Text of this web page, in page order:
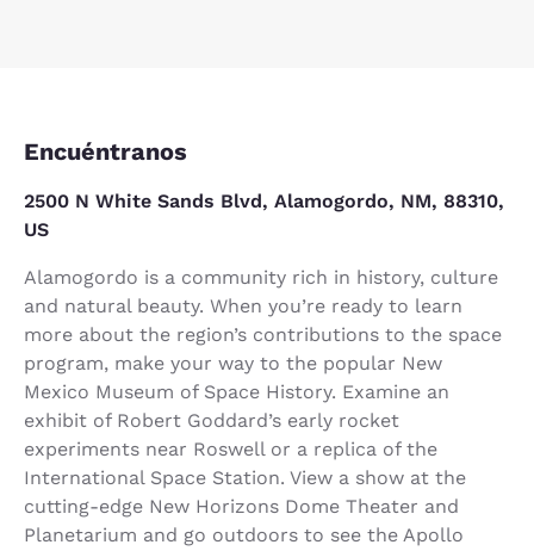
Encuéntranos
2500 N White Sands Blvd, Alamogordo, NM, 88310,
US
Alamogordo is a community rich in history, culture
and natural beauty. When you’re ready to learn
more about the region’s contributions to the space
program, make your way to the popular New
Mexico Museum of Space History. Examine an
exhibit of Robert Goddard’s early rocket
experiments near Roswell or a replica of the
International Space Station. View a show at the
cutting-edge New Horizons Dome Theater and
Planetarium and go outdoors to see the Apollo